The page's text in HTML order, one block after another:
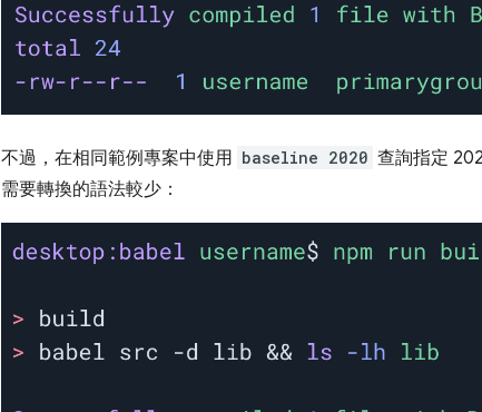
不過，在相同範例專案中使用 baseline 2020 查詢指定
需要轉換的語法較少：